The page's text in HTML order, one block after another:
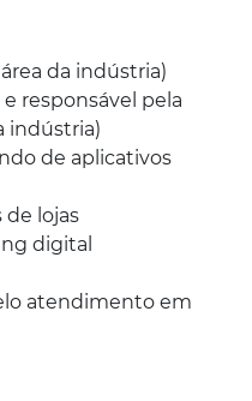
da indústria)
responsável pela
indústria)
de aplicativos
de lojas
digital
atendimento em